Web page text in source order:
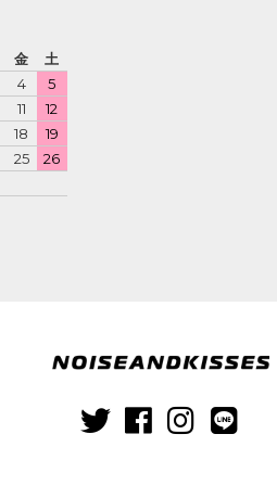
金
土
4
5
11
12
18
19
25
26